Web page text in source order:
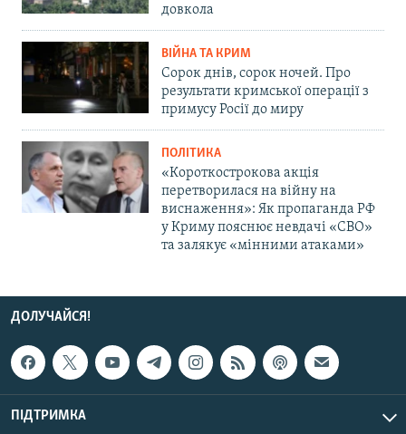
довкола
ВІЙНА ТА КРИМ
Сорок днів, сорок ночей. Про
результати кримської операції з
примусу Росії до миру
ПОЛІТИКА
«Короткострокова акція
перетворилася на війну на
виснаження»: Як пропаганда РФ
у Криму пояснює невдачі «СВО»
та залякує «мінними атаками»
ДОЛУЧАЙСЯ!
ПІДТРИМКА